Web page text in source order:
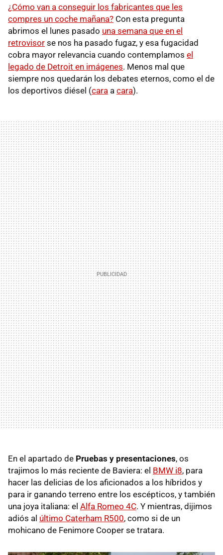
¿Cómo van a conseguir los fabricantes que les
compres un coche mañana? Con esta pregunta
abrimos el lunes pasado una semana que en el
retrovisor se nos ha pasado fugaz, y esa fugacidad
cobra mayor relevancia cuando contemplamos el
legado de Detroit en imágenes. Menos mal que
siempre nos quedarán los debates eternos, como el de
los deportivos diésel (cara a cara).
En el apartado de Pruebas y presentaciones, os
trajimos lo más reciente de Baviera: el BMW i8, para
hacer las delicias de los aficionados a los híbridos y
para ir ganando terreno entre los escépticos, y también
una joya italiana: el Alfa Romeo 4C. Y mientras, dijimos
adiós al último Caterham R500, como si de un
mohicano de Fenimore Cooper se tratara.